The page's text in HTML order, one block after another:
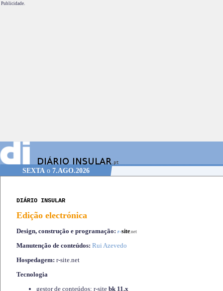
Publicidade.
SEXTA o 7.AGO.2026
DIÁRIO INSULAR
Edição electrónica
Design, construção e programação: r-site.net
Manutenção de conteúdos: Rui Azevedo
Hospedagem: r-site.net
Tecnologia
gestor de conteúdos: r-site bk 11.x